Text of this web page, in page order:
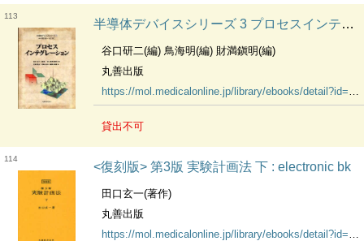
113
半導体デバイスシリーズ 3 プロセスインテグレーション(電子書籍版) : electronic bk
谷口研二(編) 鳥海明(編) 財満鎭明(編)
丸善出版
https://mol.medicalonline.jp/library/ebooks/detail?id=14661
貸出不可
114
<復刻版> 第3版 実験計画法 下 : electronic bk
田口玄一(著作)
丸善出版
https://mol.medicalonline.jp/library/ebooks/detail?id=14608